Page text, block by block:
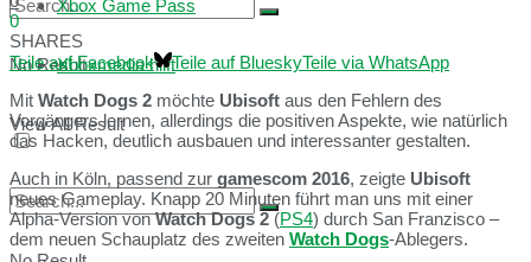
No Result
View All Result
Xbox Game Pass
Xboxmedia hilft
0
SHARES
Teile auf Facebook
Teile auf BlueskyTeile via WhatsApp
Mit Watch Dogs 2 möchte Ubisoft aus den Fehlern des
Vorgängers lernen, allerdings die positiven Aspekte, wie natürlich
das Hacken, deutlich ausbauen und interessanter gestalten.
Auch in Köln, passend zur gamescom 2016, zeigte Ubisoft
neues Gameplay. Knapp 20 Minuten führt man uns mit einer
Alpha-Version vonWatch Dogs 2 (PS4) durch San Franzisco –
dem neuen Schauplatz des zweiten Watch Dogs-Ablegers.